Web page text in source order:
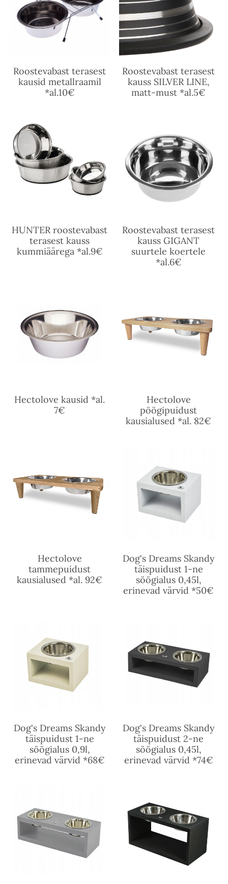
Roostevabast terasest
kausid metallraamil
*al.10€
Roostevabast terasest
kauss SILVER LINE,
matt-must *al.5€
HUNTER roostevabast
terasest kauss
kummiäärega *al.9€
Roostevabast terasest
kauss GIGANT
suurtele koertele
*al.6€
Hectolove kausid *al.
7€
Hectolove
pöögipuidust
kausialused *al. 82€
Hectolove
tammepuidust
kausialused *al. 92€
Dog's Dreams Skandy
täispuidust 1-ne
söögialus 0,45l,
erinevad värvid *50€
Dog's Dreams Skandy
täispuidust 1-ne
söögialus 0,9l,
erinevad värvid *68€
Dog's Dreams Skandy
täispuidust 2-ne
söögialus 0,45l,
erinevad värvid *74€